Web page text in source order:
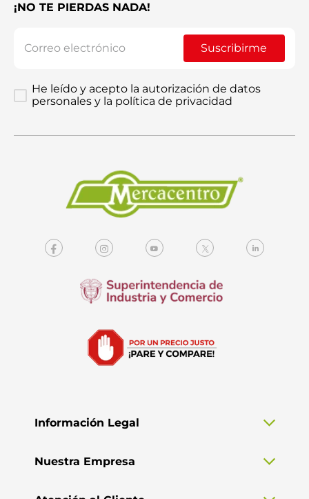
¡NO TE PIERDAS NADA!
Suscribirme
He leído y acepto la autorización de datos
personales y la política de privacidad
Información Legal
Nuestra Empresa